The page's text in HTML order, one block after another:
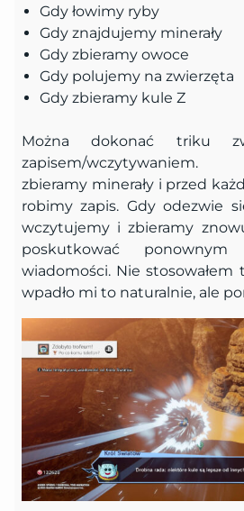
Gdy łowimy ryby
Gdy znajdujemy minerały
Gdy zbieramy owoce
Gdy polujemy na zwierzęta
Gdy zbieramy kule Z
Można dokonać triku
zapisem/wczytywaniem.
zbieramy minerały i przed
robimy zapis. Gdy odezwie
wczytujemy i zbieramy
poskutkować ponownym
wiadomości. Nie
wpadło mi to naturalnie, ale